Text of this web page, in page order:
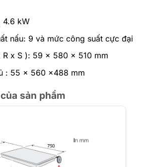
4.6 kW
nấu: 9 và mức công suất cực đại
R x S ): 59 x 580 x 510 mm
: 55 x 560 x488 mm
sản phẩm